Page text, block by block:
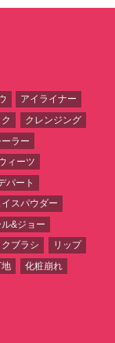
アイライナー
クレンジング
ラー
ィーツ
パート
イスパウダー
&ジョー
クブラシ
リップ
地
化粧崩れ